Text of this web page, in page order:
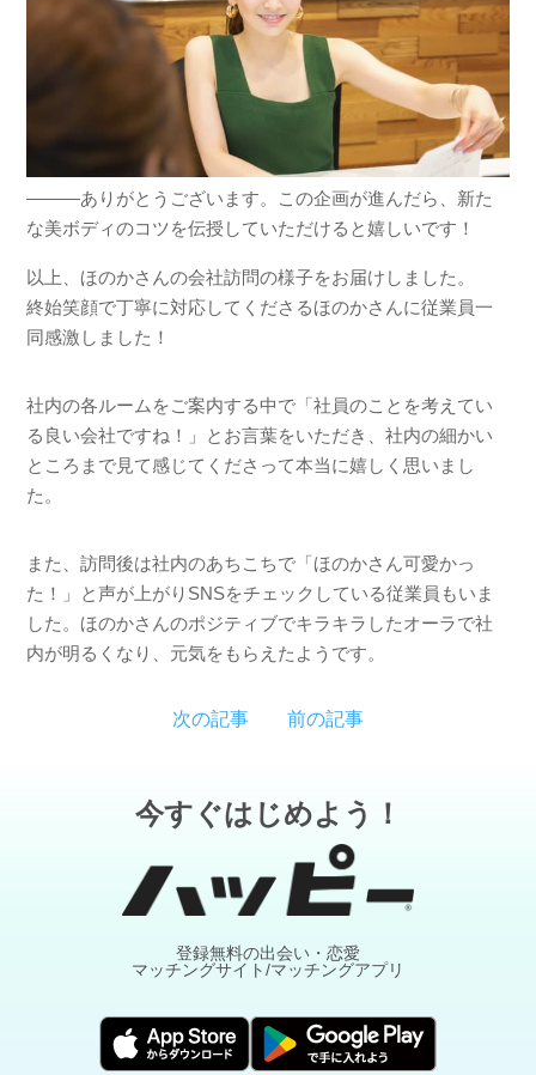
―――ありがとうございます。この企画が進んだら、新た
な美ボディのコツを伝授していただけると嬉しいです！
以上、ほのかさんの会社訪問の様子をお届けしました。
終始笑顔で丁寧に対応してくださるほのかさんに従業員一
同感激しました！
社内の各ルームをご案内する中で「社員のことを考えてい
る良い会社ですね！」とお言葉をいただき、社内の細かい
ところまで見て感じてくださって本当に嬉しく思いまし
た。
また、訪問後は社内のあちこちで「ほのかさん可愛かっ
た！」と声が上がりSNSをチェックしている従業員もいま
した。ほのかさんのポジティブでキラキラしたオーラで社
内が明るくなり、元気をもらえたようです。
次の記事 前の記事
今すぐはじめよう！
登録無料の出会い・恋愛
マッチングサイト/マッチングアプリ